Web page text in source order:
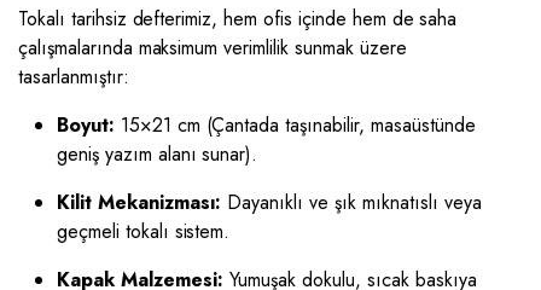
Tokalı tarihsiz defterimiz, hem ofis içinde hem de saha
çalışmalarında maksimum verimlilik sunmak üzere
tasarlanmıştır:
Boyut: 15×21 cm (Çantada taşınabilir, masaüstünde
geniş yazım alanı sunar).
Kilit Mekanizması: Dayanıklı ve şık mıknatıslı veya
geçmeli tokalı sistem.
Kapak Malzemesi: Yumuşak dokulu, sıcak baskıya